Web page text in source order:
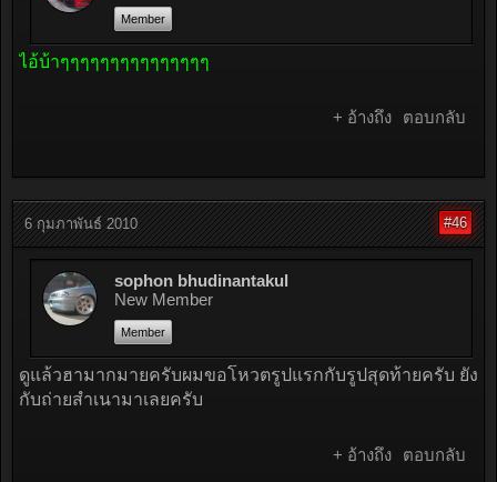
Member
ไอ้บ้าๆๆๆๆๆๆๆๆๆๆๆๆๆๆๆ
+ อ้างถึง ตอบกลับ
6 กุมภาพันธ์ 2010 #46
sophon bhudinantakul
New Member
Member
ดูแล้วฮามากมายครับผมขอโหวตรูปแรกกับรูปสุดท้ายครับ ยัง
กับถ่ายสำเนามาเลยครับ
+ อ้างถึง ตอบกลับ